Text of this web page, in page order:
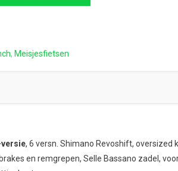
, Meisjesfietsen
, 6 versn. Shimano Revoshift, oversized
en remgrepen, Selle Bassano zadel,